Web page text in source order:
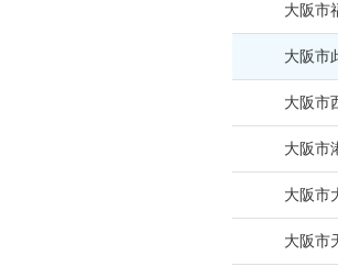
大阪市
大阪市
大阪市
大阪市
大阪市
大阪市